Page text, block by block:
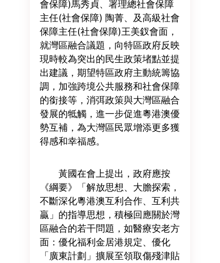
會保障)馬秀貞、署理總社會保障
主任(社會保障) 陶菁、及高級社會
保障主任(社會保障)王美釵會面，
就灣區融合議題，向特區政府反映
現時較為突出的民生政策堵點並提
出建議，期望特區政府主動統籌協
調，加強跨境公共服務和社會保障
的銜接等，消弭政策與⼤灣區融合
發展的牴觸，進⼀步促進粵港澳優
勢互補，為⼤灣區⺠眾增添更多獲
得感和幸福感。
黃國在會上提出，政府應按
《綱要》「解放思想、大膽探索，
不斷深化粵港澳互利合作、互利共
贏」的指導思想，積極回應關於灣
區融合的若干問題，如醫療安老方
面：優化福利金居港規定、優化
「廣東計劃」擴展至領取傷殘津貼